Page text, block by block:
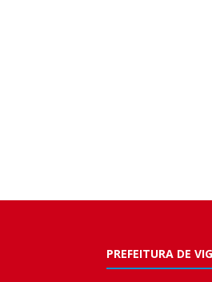
PREFEITURA DE